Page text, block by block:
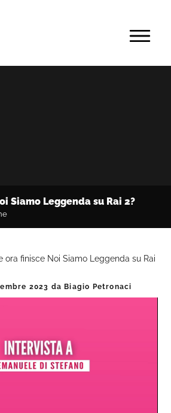
MENU
Siamo Leggenda su Rai 2?
ora finisce Noi Siamo Leggenda su Rai
2023 da Biagio Petronaci